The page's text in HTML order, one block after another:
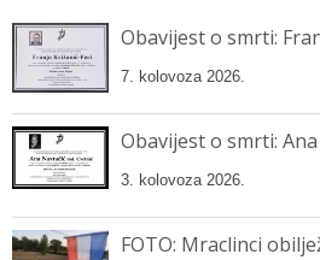
Obavijest o smrti:
7. kolovoza 2026.
Obavijest o smrti:
3. kolovoza 2026.
FOTO: Mraclinci